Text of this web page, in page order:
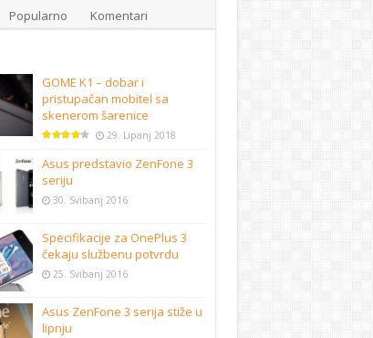
Popularno Komentari
GOME K1 – dobar i
pristupačan mobitel sa
skenerom šarenice
29. Lipanj 2018
Asus predstavio ZenFone 3
seriju
30. Svibanj 2016
Specifikacije za OnePlus 3
čekaju službenu potvrdu
25. Svibanj 2016
Asus ZenFone 3 serija stiže u
lipnju